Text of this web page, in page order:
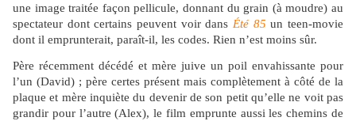
une image traitée façon pellicule, donnant du grain (à moudre) au
spectateur dont certains peuvent voir dans Été 85 un teen-movie
dont il emprunterait, paraît-il, les codes. Rien n’est moins sûr.
Père récemment décédé et mère juive un poil envahissante pour
l’un (David) ; père certes présent mais complètement à côté de la
plaque et mère inquiète du devenir de son petit qu’elle ne voit pas
grandir pour l’autre (Alex), le film emprunte aussi les chemins de